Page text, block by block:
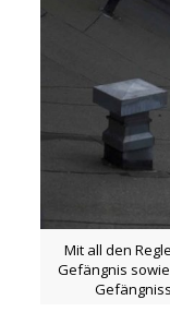
Mit all den
Gefängnis